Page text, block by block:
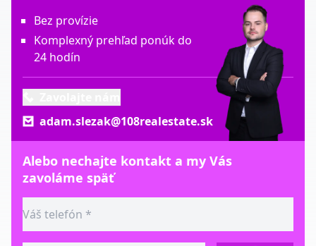
Bez provízie
Komplexný prehľad ponúk do
24 hodín
adam.slezak@108realestate.sk
Alebo nechajte kontakt a my Vás
zavoláme späť